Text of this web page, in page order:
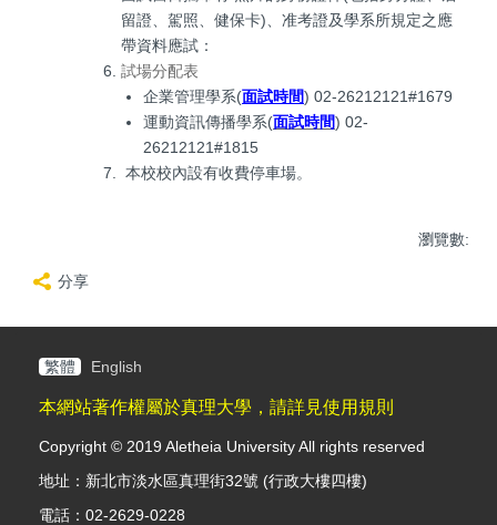
留證、駕照、健保卡)、准考證及學系所規定之應
帶資料應試：
試場分配表
企業管理學系(面試時間) 02-26212121#1679
運動資訊傳播學系(面試時間) 02-
26212121#1815
本校校內設有收費停車場。
瀏覽數:
分享
繁體 English
本網站著作權屬於真理大學，請詳見使用規則
Copyright © 2019 Aletheia University All rights reserved
地址：新北市淡水區真理街32號 (行政大樓四樓)
電話：02-2629-0228